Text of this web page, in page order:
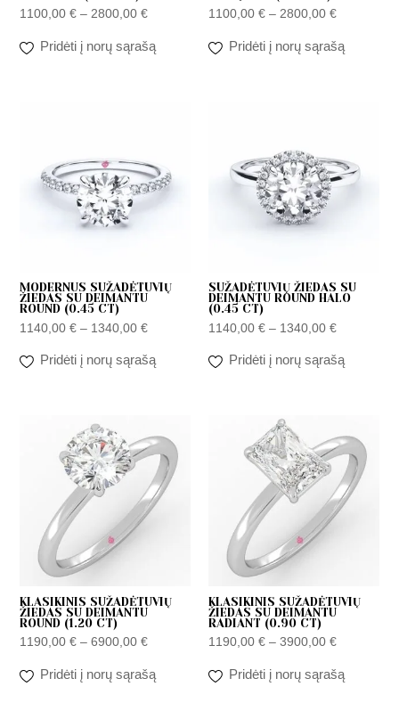
1100,00€ – 2800,00€
Pridėti į norų sąrašą
1100,00 € – 2800,00 €
Pridėti į norų sąrašą
MODERNUS SUŽADĖTUVIŲ
ŽIEDAS SU DEIMANTU
ROUND (0.45 CT)
1140,00€ – 1340,00€
1340,00 €
Pridėti į norų sąrašą
SUŽADĖTUVIŲ ŽIEDAS SU
DEIMANTU ROUND HALO
(0.45 CT)
1140,00 € – 1340,00 €
1340,00 €
Pridėti į norų sąrašą
KLASIKINIS SUŽADĖTUVIŲ
ŽIEDAS SU DEIMANTU
ROUND (1.20 CT)
1190,00€ – 6900,00€
range:
1190,00 €
through
6900,00 €
Pridėti į norų sąrašą
KLASIKINIS SUŽADĖTUVIŲ
ŽIEDAS SU DEIMANTU
RADIANT (0.90 CT)
1190,00 € – 3900,00 €
range:
1190,00 €
through
3900,00 €
Pridėti į norų sąrašą